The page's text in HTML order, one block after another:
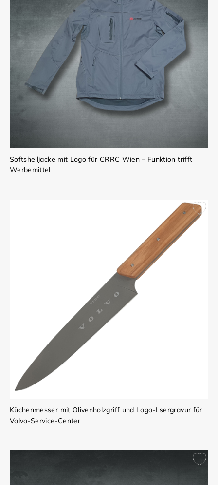
Softshelljacke mit Logo für CRRC Wien – Funktion trifft
Werbemittel
Küchenmesser mit Olivenholzgriff und Logo-Lsergravur für
Volvo-Service-Center